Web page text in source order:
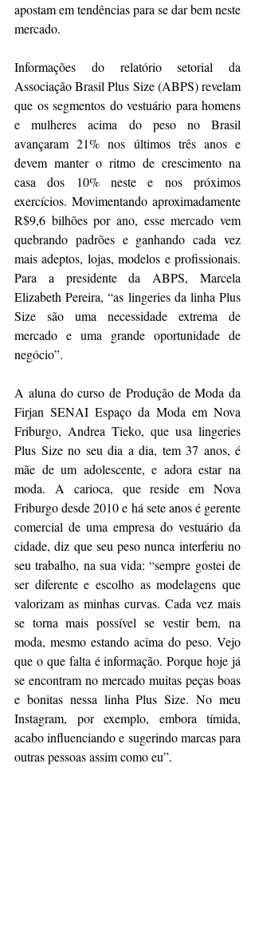
apostam em tendências para se dar bem neste
mercado.
Informações do relatório setorial da
Associação Brasil Plus Size (ABPS) revelam
que os segmentos do vestuário para homens
e mulheres acima do peso no Brasil
avançaram 21% nos últimos três anos e
devem manter o ritmo de crescimento na
casa dos 10% neste e nos próximos
exercícios. Movimentando aproximadamente
R$9,6 bilhões por ano, esse mercado vem
quebrando padrões e ganhando cada vez
mais adeptos, lojas, modelos e profissionais.
Para a presidente da ABPS, Marcela
Elizabeth Pereira, “as lingeries da linha Plus
Size são uma necessidade extrema de
mercado e uma grande oportunidade de
negócio”.
A aluna do curso de Produção de Moda da
Firjan SENAI Espaço da Moda em Nova
Friburgo, Andrea Tieko, que usa lingeries
Plus Size no seu dia a dia, tem 37 anos, é
mãe de um adolescente, e adora estar na
moda. A carioca, que reside em Nova
Friburgo desde 2010 e há sete anos é gerente
comercial de uma empresa do vestuário da
cidade, diz que seu peso nunca interferiu no
seu trabalho, na sua vida: “sempre gostei de
ser diferente e escolho as modelagens que
valorizam as minhas curvas. Cada vez mais
se torna mais possível se vestir bem, na
moda, mesmo estando acima do peso. Vejo
que o que falta é informação. Porque hoje já
se encontram no mercado muitas peças boas
e bonitas nessa linha Plus Size. No meu
Instagram, por exemplo, embora tímida,
acabo influenciando e sugerindo marcas para
outras pessoas assim como eu”.